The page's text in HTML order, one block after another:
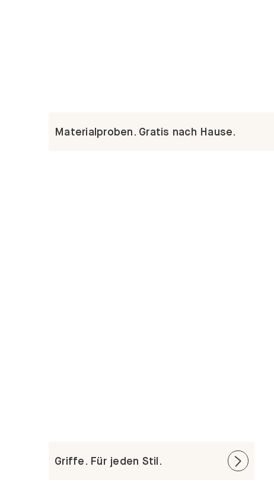
Materialproben. Gratis nach Hause.
Griffe. Für jeden Stil.